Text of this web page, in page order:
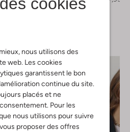
nous utilisons des
web. Les cookies
garantissent le bon
continue du site.
placés et ne
Pour les
nous utilisons pour suivre
proposer des offres